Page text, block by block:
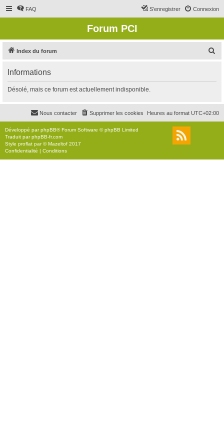
FAQ Connexion
S’enregistrer
Forum PCI
Index du forum
r
c
r
Informations
Désolé, mais ce forum est actuellement indisponible.
Heures au format UTC+02:00
Supprimer les cookies
Nous contacter
Développé parphpBB® Forum Software © phpBB Limited
Traduit parphpBB-fr.com
Style proflat par ©Mazeltof 2017
Confidentialité | Conditions